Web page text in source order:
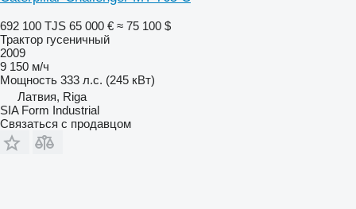
692 100 TJS 65 000 € ≈ 75 100 $
Трактор гусеничный
2009
9 150 м/ч
Мощность 333 л.с. (245 кВт)
Латвия, Riga
SIA Form Industrial
Связаться с продавцом